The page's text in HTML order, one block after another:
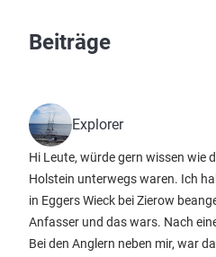
Beiträge
Explorer
Hi Leute, würde gern wissen wie
Holstein unterwegs waren. Ich
in Eggers Wieck bei Zierow
Anfasser und das wars. Nach
Bei den Anglern neben mir, war